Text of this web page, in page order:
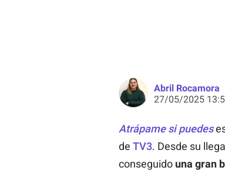
Abril Rocamora
27/05/2025
Atrápame si puedes
de TV3. Desde su
conseguido una gran